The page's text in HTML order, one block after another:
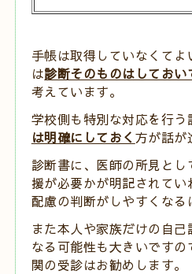
手帳は取得していなくて
は診断そのものはしてお
考えています。
学校側も特別な対応を行う
は明確にしておく 方が話が
診断書に、医師の所見と
援が必要かが明記されて
配慮の判断がしやすくなる
また本人や家族だけの自
なる可能性も大きいです
関の受診はお勧めします。